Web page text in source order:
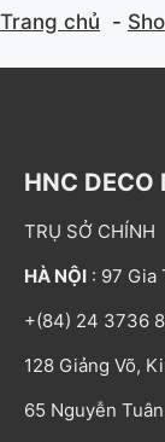
Trang chủ
HNC DECO
TRỤ SỞ CHÍNH
HÀ NỘI : 97 Gia
+(84) 24 3736
128 Giảng Võ,
65 Nguyễn